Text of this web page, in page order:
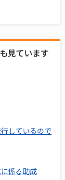
見ています
しているので
係る助成